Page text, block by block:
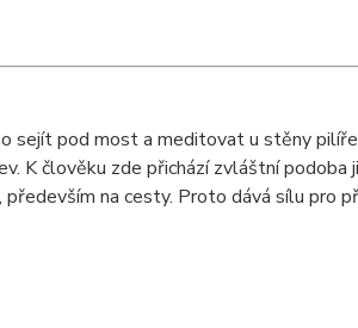
sejít pod most a meditovat u stěny
K člověku zde přichází zvláštní podoba
na cesty. Proto dává sílu pro